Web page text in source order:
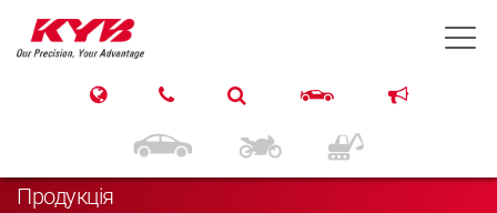
Навігація
Продукція